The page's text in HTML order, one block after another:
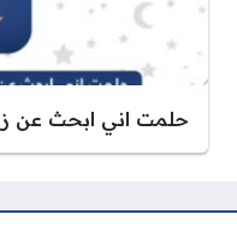
حلمت اني ابحث عن